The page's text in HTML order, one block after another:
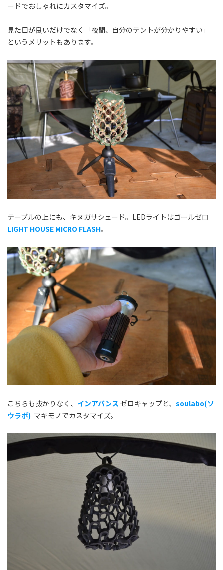
ードでおしゃれにカスタマイズ。
見た目が良いだけでなく「夜間、自分のテントが分かりやすい」
というメリットもあります。
テーブルの上にも、キヌガサシェード。LEDライトはゴールゼロ
LIGHT HOUSE MICRO FLASH。
こちらも抜かりなく、 インアバンス ゼロキャップと、 soulabo(ソ
ウラボ) マキモノでカスタマイズ。